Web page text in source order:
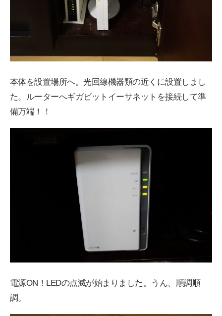
本体を設置場所へ。光回線機器類の近くに設置しまし
た。ルーターへギガビットイーサネットを接続して準
備万端！！
電源ON！LEDの点滅が始まりました。うん、順調順
調。